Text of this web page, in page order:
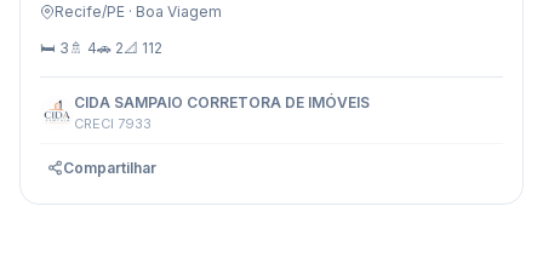
Recife/PE · Boa Viagem
🛏 3 🚿 4🚗 2📐 112
CIDA SAMPAIO CORRETORA DE IMÓVEIS
CRECI 7933
Compartilhar